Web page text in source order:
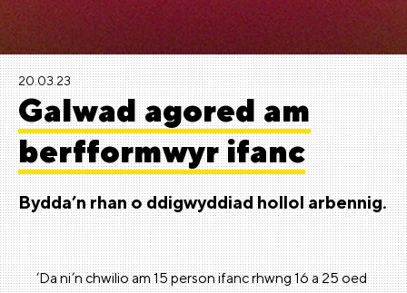
20.03.23
Galwad agored am
berfformwyr ifanc
Bydda’n rhan o ddigwyddiad hollol arbennig.
‘Da ni’n chwilio am 15 person ifanc rhwng 16 a 25 oed